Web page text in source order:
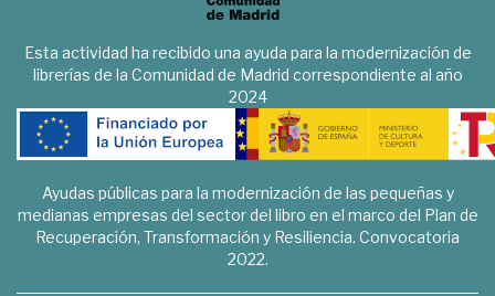
Esta actividad ha recibido una ayuda para la modernización de
librerías de la Comunidad de Madrid correspondiente al año
2024
Ayudas públicas para la modernización de las pequeñas y
medianas empresas del sector del libro en el marco del Plan de
Recuperación, Transformación y Resiliencia. Convocatoria
2022.